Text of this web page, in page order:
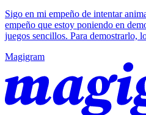
Sigo en mi empeño de intentar
empeño que estoy poniendo en
juegos sencillos. Para demostrarlo,
Magigram